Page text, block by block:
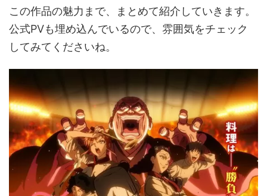
この作品の魅力まで、まとめて紹介していきます。
公式PVも埋め込んでいるので、雰囲気をチェック
してみてくださいね。